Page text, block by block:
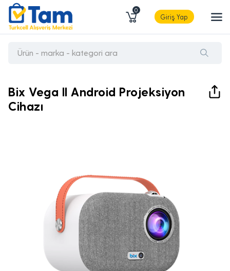
0
Giriş Yap
Bix Vega II Android Projeksiyon
Cihazı